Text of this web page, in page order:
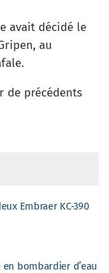
avait décidé le
au
de précédents
Embraer KC-390
bombardier d’eau